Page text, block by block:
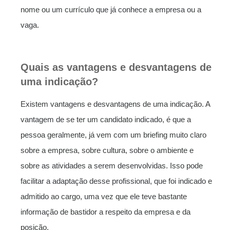
nome ou um currículo que já conhece a empresa ou a
vaga.
Quais as vantagens e desvantagens de
uma indicação?
Existem vantagens e desvantagens de uma indicação. A
vantagem de se ter um candidato indicado, é que a
pessoa geralmente, já vem com um briefing muito claro
sobre a empresa, sobre cultura, sobre o ambiente e
sobre as atividades a serem desenvolvidas. Isso pode
facilitar a adaptação desse profissional, que foi indicado e
admitido ao cargo, uma vez que ele teve bastante
informação de bastidor a respeito da empresa e da
posição.